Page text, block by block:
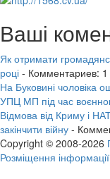
Ваші
Як отримати
році - Комментариев: 1
На Буковині чоловіка
УПЦ МП під час
Відмова від Криму і
закінчити війну -
Copyright © 2008-2026
Розміщення